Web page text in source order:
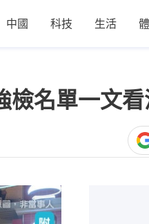
中國 科技 生活
名單一文